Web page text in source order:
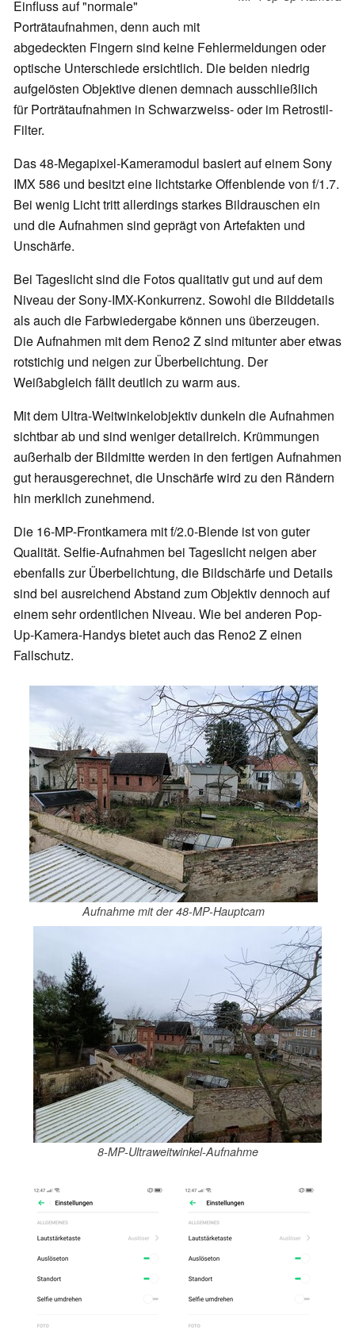
Einfluss auf "normale"
Porträtaufnahmen, denn auch mit
abgedeckten Fingern sind keine Fehlermeldungen oder
optische Unterschiede ersichtlich. Die beiden niedrig
aufgelösten Objektive dienen demnach ausschließlich
für Porträtaufnahmen in Schwarzweiss- oder im Retrostil-
Filter.
Das 48-Megapixel-Kameramodul basiert auf einem Sony
IMX 586 und besitzt eine lichtstarke Offenblende von f/1.7.
Bei wenig Licht tritt allerdings starkes Bildrauschen ein
und die Aufnahmen sind geprägt von Artefakten und
Unschärfe.
Bei Tageslicht sind die Fotos qualitativ gut und auf dem
Niveau der Sony-IMX-Konkurrenz. Sowohl die Bilddetails
als auch die Farbwiedergabe können uns überzeugen.
Die Aufnahmen mit dem Reno2 Z sind mitunter aber etwas
rotstichig und neigen zur Überbelichtung. Der
Weißabgleich fällt deutlich zu warm aus.
Mit dem Ultra-Weitwinkelobjektiv dunkeln die Aufnahmen
sichtbar ab und sind weniger detailreich. Krümmungen
außerhalb der Bildmitte werden in den fertigen Aufnahmen
gut herausgerechnet, die Unschärfe wird zu den Rändern
hin merklich zunehmend.
Die 16-MP-Frontkamera mit f/2.0-Blende ist von guter
Qualität. Selfie-Aufnahmen bei Tageslicht neigen aber
ebenfalls zur Überbelichtung, die Bildschärfe und Details
sind bei ausreichend Abstand zum Objektiv dennoch auf
einem sehr ordentlichen Niveau. Wie bei anderen Pop-
Up-Kamera-Handys bietet auch das Reno2 Z einen
Fallschutz.
Aufnahme mit der 48-MP-Hauptcam
8-MP-Ultraweitwinkel-Aufnahme